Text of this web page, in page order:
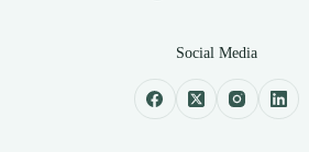
Social Media